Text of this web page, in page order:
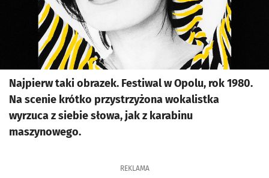
Najpierw taki obrazek. Festiwal w Opolu, rok 1980.
Na scenie krótko przystrzyżona wokalistka
wyrzuca z siebie słowa, jak z karabinu
maszynowego.
REKLAMA